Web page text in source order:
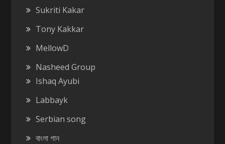
Sukriti Kakar
Tony Kakkar
MellowD
Nasheed Group
Ishaq Ayubi
Labbayk
Serbian song
বাংলা গান